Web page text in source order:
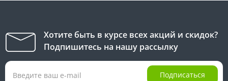
Хотите быть в курсе всех акций и скидок?
Подпишитесь на нашу рассылку
Подписаться